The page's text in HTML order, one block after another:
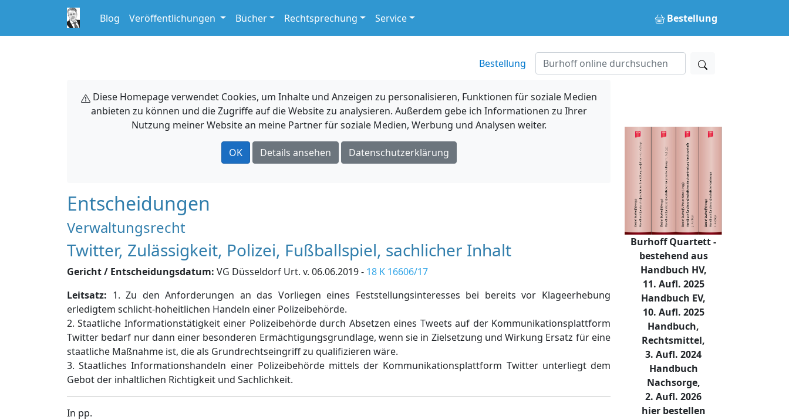
Blog Veröffentlichungen Bücher Rechtsprechung Service Bestellung
Bestellung
Diese Homepage verwendet Cookies, um Inhalte und Anzeigen zu personalisieren, Funktionen für soziale Medien
anbieten zu können und die Zugriffe auf die Website zu analysieren. Außerdem gebe ich Informationen zu Ihrer
Nutzung meiner Website an meine Partner für soziale Medien, Werbung und Analysen weiter.
OK Details ansehen Datenschutzerklärung
Entscheidungen
Verwaltungsrecht
Twitter, Zulässigkeit, Polizei, Fußballspiel, sachlicher Inhalt
Gericht / Entscheidungsdatum: VG Düsseldorf Urt. v. 06.06.2019 - 18 K 16606/17
Leitsatz: 1. Zu den Anforderungen an das Vorliegen eines Feststellungsinteresses bei bereits vor Klageerhebung
erledigtem schlicht-hoheitlichen Handeln einer Polizeibehörde.
2. Staatliche Informationstätigkeit einer Polizeibehörde durch Absetzen eines Tweets auf der Kommunikationsplattform
Twitter bedarf nur dann einer besonderen Ermächtigungsgrundlage, wenn sie in Zielsetzung und Wirkung Ersatz für eine
staatliche Maßnahme ist, die als Grundrechtseingriff zu qualifizieren wäre.
3. Staatliches Informationshandeln einer Polizeibehörde mittels der Kommunikationsplattform Twitter unterliegt dem
Gebot der inhaltlichen Richtigkeit und Sachlichkeit.
In pp.
Burhoff Quartett -
bestehend aus
Handbuch HV,
11. Aufl. 2025
Handbuch EV,
10. Aufl. 2025
Handbuch,
Rechtsmittel,
3. Aufl. 2024
Handbuch
Nachsorge,
2. Aufl. 2026
hier bestellen